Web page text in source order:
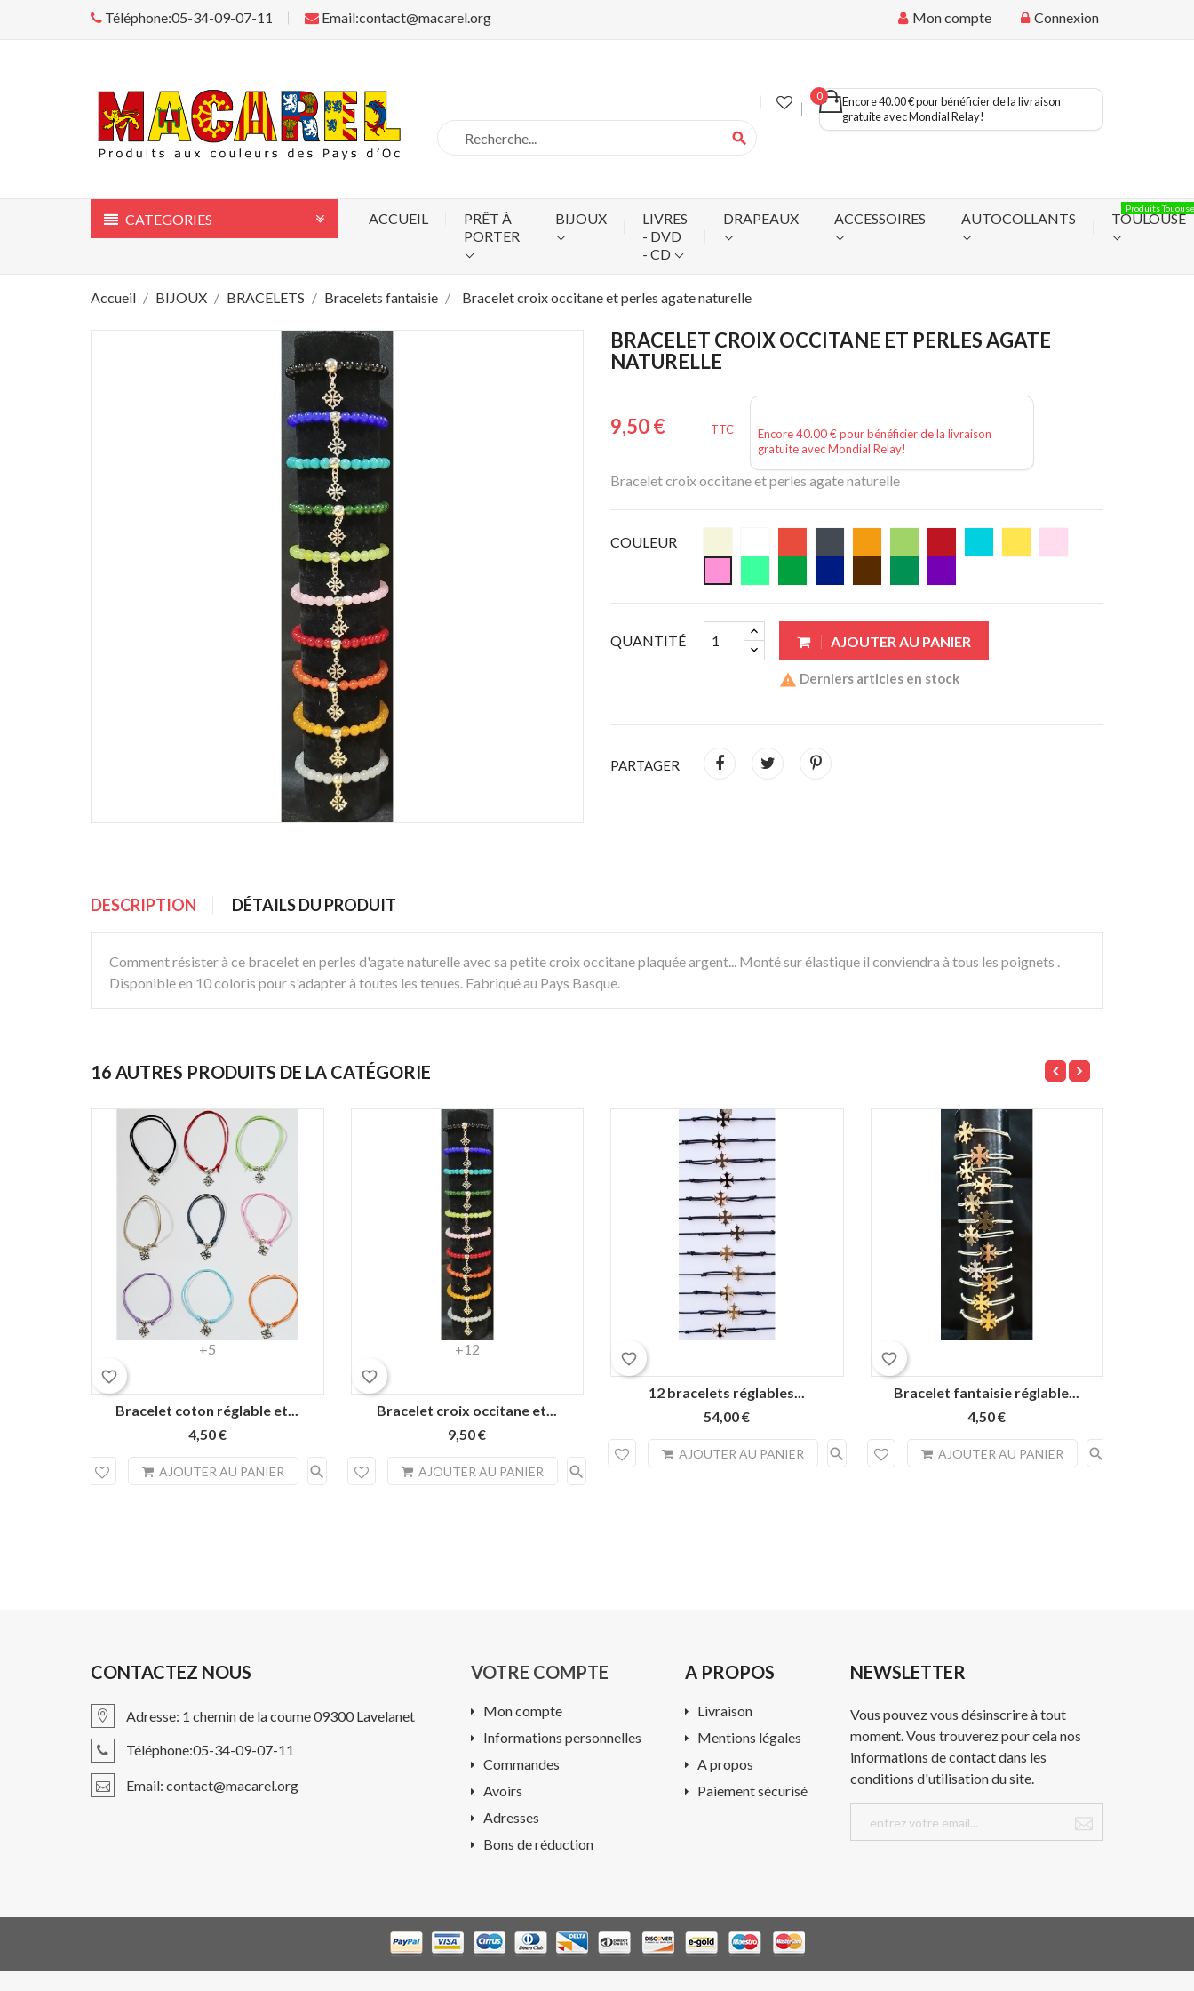
Téléphone:05-34-09-07-11 Email:contact@macarel.org Mon compte Connexion
0
Encore 40.00 € pour bénéficier de la livraison
gratuite avec Mondial Relay!
search
CATEGORIES ACCUEIL
PRÊT À
PORTER
BIJOUX
LIVRES
- DVD
- CD
DRAPEAUX ACCESSOIRES AUTOCOLLANTS TOULOUSE
Produits Tououse
Accueil BIJOUX BRACELETS Bracelets fantaisie Bracelet croix occitane et perles agate naturelle
BRACELET CROIX OCCITANE ET PERLES AGATE
NATURELLE
9,50 € TTC
Encore 40.00 € pour bénéficier de la livraison
gratuite avec Mondial Relay!
Bracelet croix occitane et perles agate naturelle
COULEUR
QUANTITÉ AJOUTER AU PANIER
 Derniers articles en stock
PARTAGER
DESCRIPTION DÉTAILS DU PRODUIT
Comment résister à ce bracelet en perles d'agate naturelle avec sa petite croix occitane plaquée argent... Monté sur élastique il conviendra à tous les poignets .
Disponible en 10 coloris pour s'adapter à toutes les tenues. Fabriqué au Pays Basque.
16 AUTRES PRODUITS DE LA CATÉGORIE
Rouge
Noir
Orange
Bleu
Rose
+5
favorite_border
Bracelet coton réglable et...
4,50 €
AJOUTER AU PANIER search
Beige
Blanc
Rouge
Noir
Orange
+12
favorite_border
Bracelet croix occitane et...
9,50 €
AJOUTER AU PANIER search
favorite_border
12 bracelets réglables...
54,00 €
AJOUTER AU PANIER search
favorite_border
Bracelet fantaisie réglable...
4,50 €
AJOUTER AU PANIER search
CONTACTEZ NOUS
Adresse: 1 chemin de la coume 09300 Lavelanet
Téléphone:05-34-09-07-11
Email: contact@macarel.org
VOTRE COMPTE
Mon compte
Informations personnelles
Commandes
Avoirs
Adresses
Bons de réduction
A PROPOS
Livraison
Mentions légales
A propos
Paiement sécurisé
NEWSLETTER
Vous pouvez vous désinscrire à tout
moment. Vous trouverez pour cela nos
informations de contact dans les
conditions d'utilisation du site.